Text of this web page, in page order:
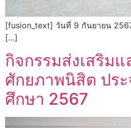
[fusion_text] วันที่ 9 กันยายน
[…]
กิจกรรมส่งเสริม
ศักยภาพนิสิต ประ
ศึกษา 2567